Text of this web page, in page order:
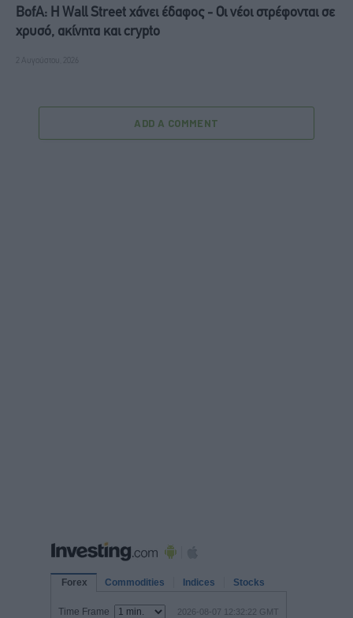
BofA: Η Wall Street χάνει έδαφος - Οι νέοι στρέφονται σε
χρυσό, ακίνητα και crypto
2 Αυγούστου, 2026
ADD A COMMENT